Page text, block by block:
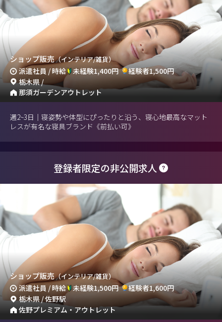
ショップ販売（インテリア/雑貨）
派遣社員 / 時給 未経験1,400円
経験者1,500円
栃木県 /
那須ガーデンアウトレット
週2~3日｜寝姿勢や体型にぴったりと沿う、寝心地最高なマット
レスが有名な寝具ブランド《前払い可》
登録者限定の非公開求人
ショップ販売（インテリア/雑貨）
派遣社員 / 時給 未経験1,500円
経験者1,600円
栃木県 / 佐野駅
佐野プレミアム・アウトレット